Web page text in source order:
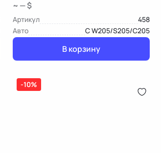
~ — $
Артикул
458
Авто
C W205/S205/C205
В корзину
-10%